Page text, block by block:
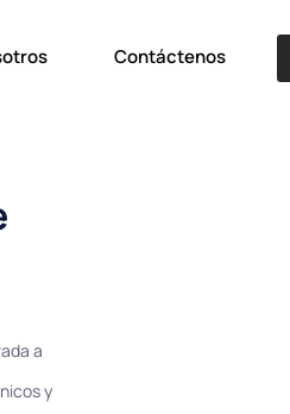
Contáctenos
a
y